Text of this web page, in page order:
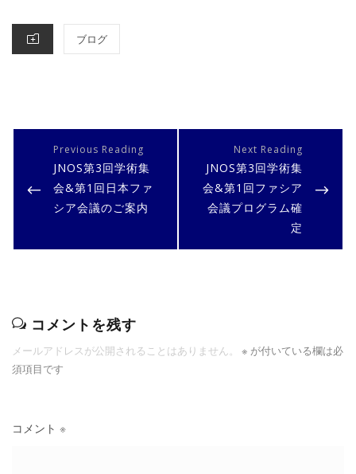
CATEGORIES
ブログ
投
ー
ン
PREVIOUS
POST
JNOS第3回学術集
会&第1回日本ファ
シア会議のご案内
NEXT
POST
JNOS第3回学術集
会&第1回ファシア
会議プログラム確
定
コメントを残す
メールアドレスが公開されることはありません。 ※ が付いている欄は必
須項目です
コメント ※